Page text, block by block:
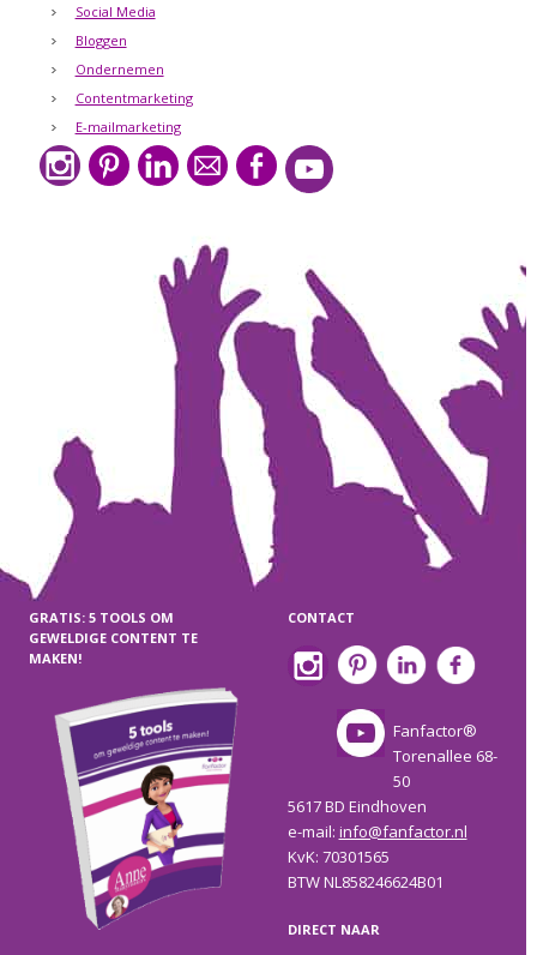
Social Media
Bloggen
Ondernemen
Contentmarketing
E-mailmarketing
GRATIS: 5 TOOLS OM
GEWELDIGE CONTENT TE
MAKEN!
CONTACT
Fanfactor®
Torenallee 68-
50
5617 BD Eindhoven
e-mail: info@fanfactor.nl
KvK: 70301565
BTW NL858246624B01
DIRECT NAAR